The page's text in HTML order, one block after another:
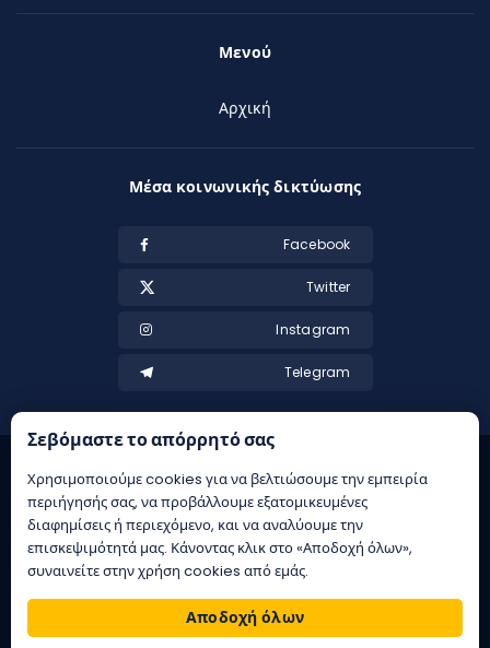
Μενού
Αρχική
Μέσα κοινωνικής δικτύωσης
Facebook
Twitter
Instagram
Telegram
περιουσίας | ΕΟΠΑΕ – ΓΡΑΜΜΗ ΣΥΜΒΟΥΛΕΥΤΙΚΗΣ: 1114 | Παιξε
υπευθυνα
Σεβόμαστε το απόρρητό σας
Χρησιμοποιούμε cookies για να βελτιώσουμε την εμπειρία
περιήγησής σας, να προβάλλουμε εξατομικευμένες
διαφημίσεις ή περιεχόμενο, και να αναλύουμε την
επισκεψιμότητά μας. Κάνοντας κλικ στο «Αποδοχή όλων»,
συναινείτε στην χρήση cookies από εμάς.
Αποδοχή όλων